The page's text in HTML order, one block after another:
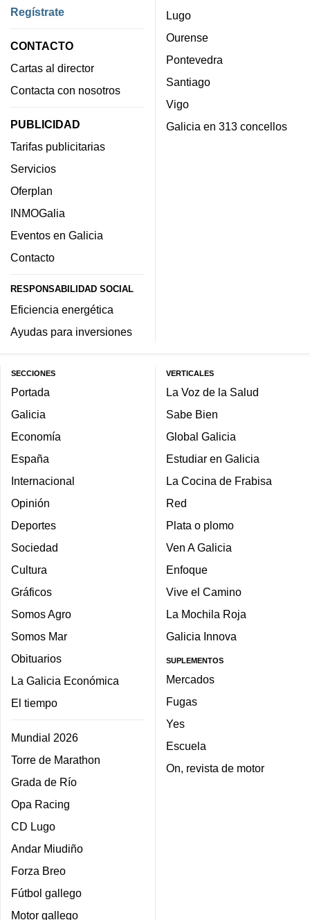
Regístrate
CONTACTO
Cartas al director
Contacta con nosotros
PUBLICIDAD
Tarifas publicitarias
Servicios
Oferplan
INMOGalia
Eventos en Galicia
Contacto
RESPONSABILIDAD SOCIAL
Eficiencia energética
Ayudas para inversiones
Lugo
Ourense
Pontevedra
Santiago
Vigo
Galicia en 313 concellos
SECCIONES
Portada
Galicia
Economía
España
Internacional
Opinión
Deportes
Sociedad
Cultura
Gráficos
Somos Agro
Somos Mar
Obituarios
La Galicia Económica
El tiempo
Mundial 2026
Torre de Marathon
Grada de Río
Opa Racing
CD Lugo
Andar Miudiño
Forza Breo
Fútbol gallego
Motor gallego
VERTICALES
La Voz de la Salud
Sabe Bien
Global Galicia
Estudiar en Galicia
La Cocina de Frabisa
Red
Plata o plomo
Ven A Galicia
Enfoque
Vive el Camino
La Mochila Roja
Galicia Innova
SUPLEMENTOS
Mercados
Fugas
Yes
Escuela
On, revista de motor